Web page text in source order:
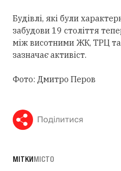
Будівлі, які були
забудови 19 століття
між висотними ЖК, ТРЦ
зазначає активіст.
Фото: Дмитро Перов
Поділитися
МІТКИМІСТО